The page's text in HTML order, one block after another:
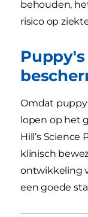
behouden,
risico op
Omdat
lopen op het
Hill’s
klinisch
ontwikkeling
een goede